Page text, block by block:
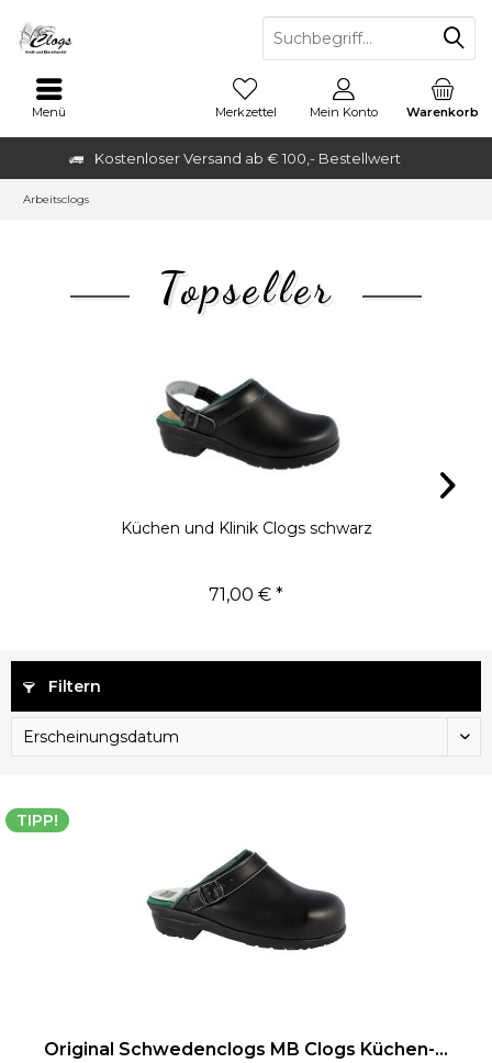
Kostenloser Versand ab € 100,- Bestellwert
Menü Warenkorb
Merkzettel Mein Konto
Arbeitsclogs
Topseller
Küchen und Klinik Clogs schwarz
71,00 € *
Filtern
TIPP!
Original Schwedenclogs MB Clogs Küchen-...